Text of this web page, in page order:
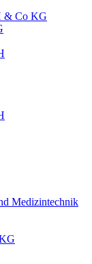
& Co KG
Medizintechnik